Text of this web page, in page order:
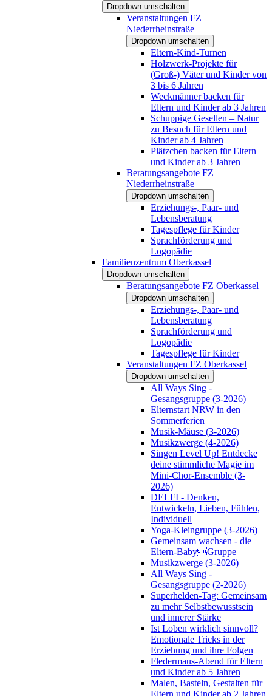
Dropdown umschalten
Veranstaltungen FZ
Niederrheinstraße
Dropdown umschalten
Eltern-Kind-Turnen
Holzwerk-Projekte für
(Groß-) Väter und Kinder von
3 bis 6 Jahren
Weckmänner backen für
Eltern und Kinder ab 3 Jahren
Schuppige Gesellen – Natur
zu Besuch für Eltern und
Kinder ab 4 Jahren
Plätzchen backen für Eltern
und Kinder ab 3 Jahren
Beratungsangebote FZ
Niederrheinstraße
Dropdown umschalten
Erziehungs-, Paar- und
Lebensberatung
Tagespflege für Kinder
Sprachförderung und
Logopädie
Familienzentrum Oberkassel
Dropdown umschalten
Beratungsangebote FZ Oberkassel
Dropdown umschalten
Erziehungs-, Paar- und
Lebensberatung
Sprachförderung und
Logopädie
Tagespflege für Kinder
Veranstaltungen FZ Oberkassel
Dropdown umschalten
All Ways Sing -
Gesangsgruppe (3-2026)
Elternstart NRW in den
Sommerferien
Musik-Mäuse (3-2026)
Musikzwerge (4-2026)
Singen Level Up! Entdecke
deine stimmliche Magie im
Mini-Chor-Ensemble (3-
2026)
DELFI - Denken,
Entwickeln, Lieben, Fühlen,
Individuell
Yoga-Kleingruppe (3-2026)
Gemeinsam wachsen - die
Eltern-BabyGruppe
Musikzwerge (3-2026)
All Ways Sing -
Gesangsgruppe (2-2026)
Superhelden-Tag: Gemeinsam
zu mehr Selbstbewusstsein
und innerer Stärke
Ist Loben wirklich sinnvoll?
Emotionale Tricks in der
Erziehung und ihre Folgen
Fledermaus-Abend für Eltern
und Kinder ab 5 Jahren
Malen, Basteln, Gestalten für
Eltern und Kinder ab 2 Jahren